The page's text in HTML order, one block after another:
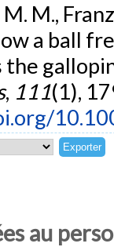
M.,
a ball
, 111(1),
au